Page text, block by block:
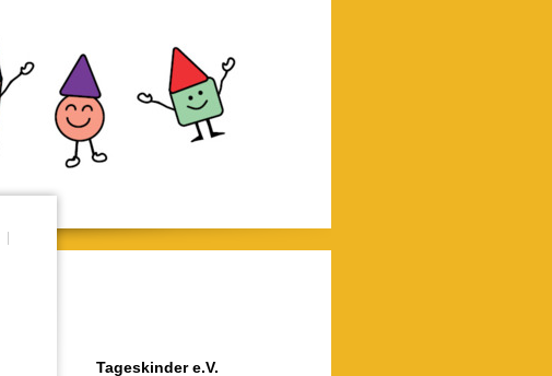
Tageskinder e.V.